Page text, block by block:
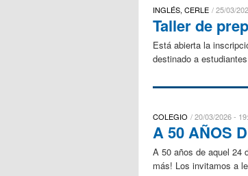
INGLÉS, CERLE 25/03/
Taller de
Está abierta la
destinado a
COLEGIO 20/03/2026 -
A 50 AÑOS
A 50 años de aquel 24
más! Los invitamos a